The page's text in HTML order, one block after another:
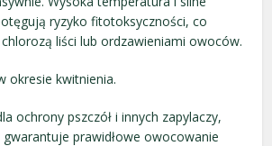
ryzyko fitotoksyczności, co
liści lub ordzawieniami owoców.
okresie kwitnienia.
ochrony pszczół i innych zapylaczy,
prawidłowe owocowanie